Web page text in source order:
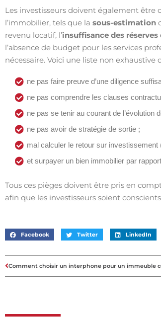
Les investisseurs doivent également être
l’immobilier, tels que la sous-estimation
revenu locatif, l’insuffisance des
l’absence de budget pour les services
nécessaire. Voici une liste non exhaustive
ne pas faire preuve d’une diligence
ne pas comprendre les clauses
ne pas se tenir au courant de l’évolution
ne pas avoir de stratégie de sortie ;
mal calculer le retour sur investissement
et surpayer un bien immobilier par
Tous ces pièges doivent être pris en
afin que les investisseurs soient
Facebook Twitter LinkedIn
Comment choisir un interphone pour un immeuble